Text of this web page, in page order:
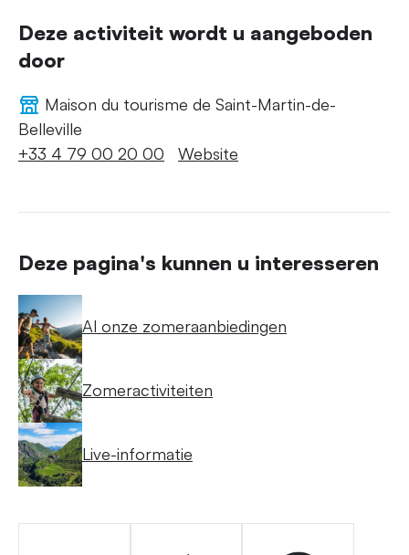
Deze activiteit wordt u aangeboden
door
Maison du tourisme de Saint-Martin-de-
Belleville
+33 4 79 00 20 00
Website
Deze pagina's kunnen u interesseren
Al onze zomeraanbiedingen
Zomeractiviteiten
Live-informatie